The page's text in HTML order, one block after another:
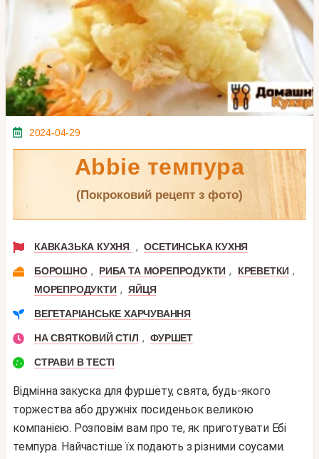
2024-04-29
Abbie темпура
(покроковий рецепт з фото)
КАВКАЗЬКА КУХНЯ , ОСЕТИНСЬКА КУХНЯ
БОРОШНО , РИБА ТА МОРЕПРОДУКТИ , КРЕВЕТКИ ,
МОРЕПРОДУКТИ , ЯЙЦЯ
ВЕГЕТАРІАНСЬКЕ ХАРЧУВАННЯ
НА СВЯТКОВИЙ СТІЛ , ФУРШЕТ
СТРАВИ В ТЕСТІ
Відмінна закуска для фуршету, свята, будь-якого
торжества або дружніх посиденьок великою
компанією. Розповім вам про те, як приготувати Ебі
темпура. Найчастіше їх подають з різними соусами.